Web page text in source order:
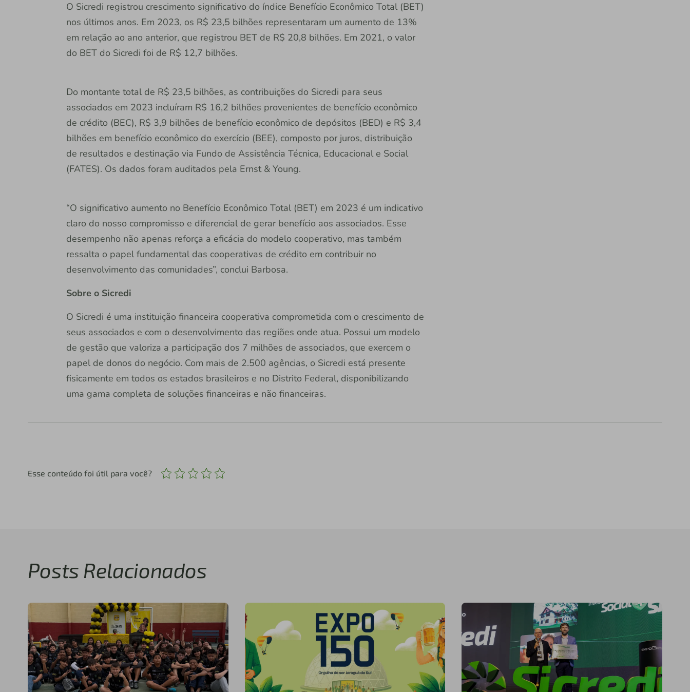
O Sicredi registrou crescimento significativo do índice Benefício Econômico Total (BET)
nos últimos anos. Em 2023, os R$ 23,5 bilhões representaram um aumento de 13%
em relação ao ano anterior, que registrou BET de R$ 20,8 bilhões. Em 2021, o valor
do BET do Sicredi foi de R$ 12,7 bilhões.
Do montante total de R$ 23,5 bilhões, as contribuições do Sicredi para seus
associados em 2023 incluíram R$ 16,2 bilhões provenientes de benefício econômico
de crédito (BEC), R$ 3,9 bilhões de benefício econômico de depósitos (BED) e R$ 3,4
bilhões em benefício econômico do exercício (BEE), composto por juros, distribuição
de resultados e destinação via Fundo de Assistência Técnica, Educacional e Social
(FATES). Os dados foram auditados pela Ernst & Young.
“O significativo aumento no Benefício Econômico Total (BET) em 2023 é um indicativo
claro do nosso compromisso e diferencial de gerar benefício aos associados. Esse
desempenho não apenas reforça a eficácia do modelo cooperativo, mas também
ressalta o papel fundamental das cooperativas de crédito em contribuir no
desenvolvimento das comunidades”, conclui Barbosa.
Sobre o Sicredi
O Sicredi é uma instituição financeira cooperativa comprometida com o crescimento de
seus associados e com o desenvolvimento das regiões onde atua. Possui um modelo
de gestão que valoriza a participação dos 7 milhões de associados, que exercem o
papel de donos do negócio. Com mais de 2.500 agências, o Sicredi está presente
fisicamente em todos os estados brasileiros e no Distrito Federal, disponibilizando
uma gama completa de soluções financeiras e não financeiras.
Esse conteúdo foi útil para você?
Posts Relacionados